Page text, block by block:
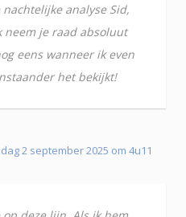
analyse Sid,
neem je raad absoluut
eens wanneer ik even
het bekijkt!
2 september 2025 om 4u11